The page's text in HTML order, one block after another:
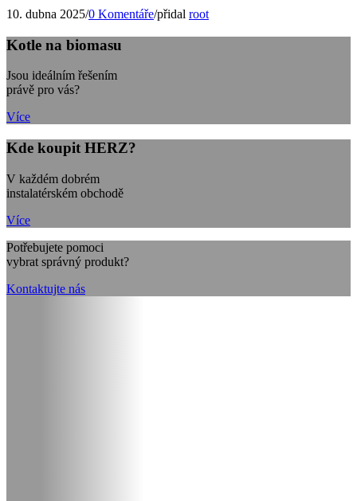
10. dubna 2025/0 Komentáře/přidal root
Kotle na biomasu
Jsou ideálním řešením
právě pro vás?
Více
Kde koupit HERZ?
V každém dobrém
instalatérském obchodě
Více
Potřebujete pomoci
vybrat správný produkt?
Kontaktujte nás